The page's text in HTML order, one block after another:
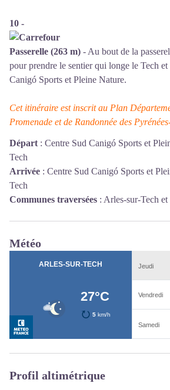
10 -
Passerelle (263 m) - Au bout de la
pour prendre le sentier qui longe le Tech
Canigó Sports et Pleine Nature.
Cet itinéraire est inscrit au Plan
Promenade et de Randonnée des
Départ : Centre Sud Canigó Sports et
Tech
Arrivée : Centre Sud Canigó Sports et
Tech
Communes traversées : Arles-sur-Tech
Météo
Profil altimétrique